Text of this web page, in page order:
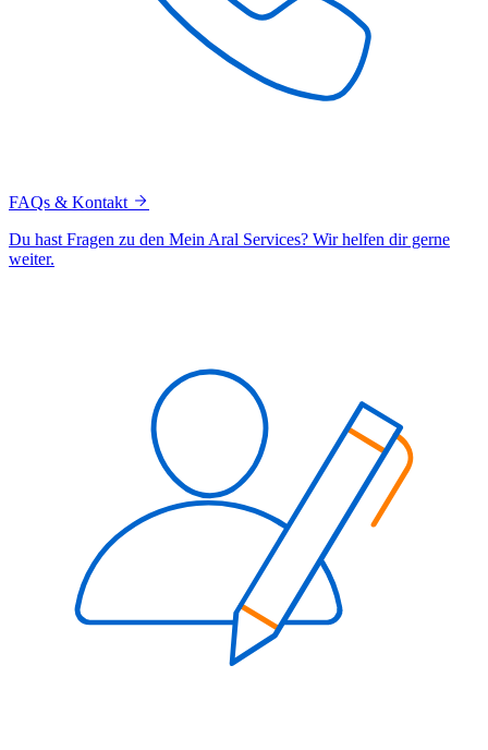
FAQs & Kontakt
Du hast Fragen zu den Mein Aral Services? Wir helfen dir gerne
weiter.